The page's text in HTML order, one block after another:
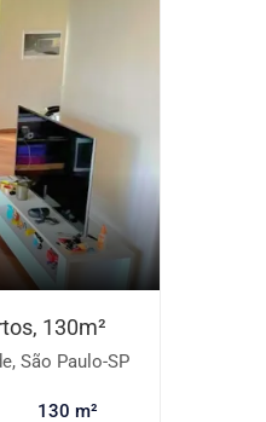
130m²
São Paulo-SP
130 m²